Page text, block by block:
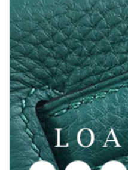
5477790 /hodinky z